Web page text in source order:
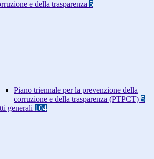
e della trasparenza 5
Piano triennale per la prevenzione della
corruzione e della trasparenza (PTPCT) 5
generali 104